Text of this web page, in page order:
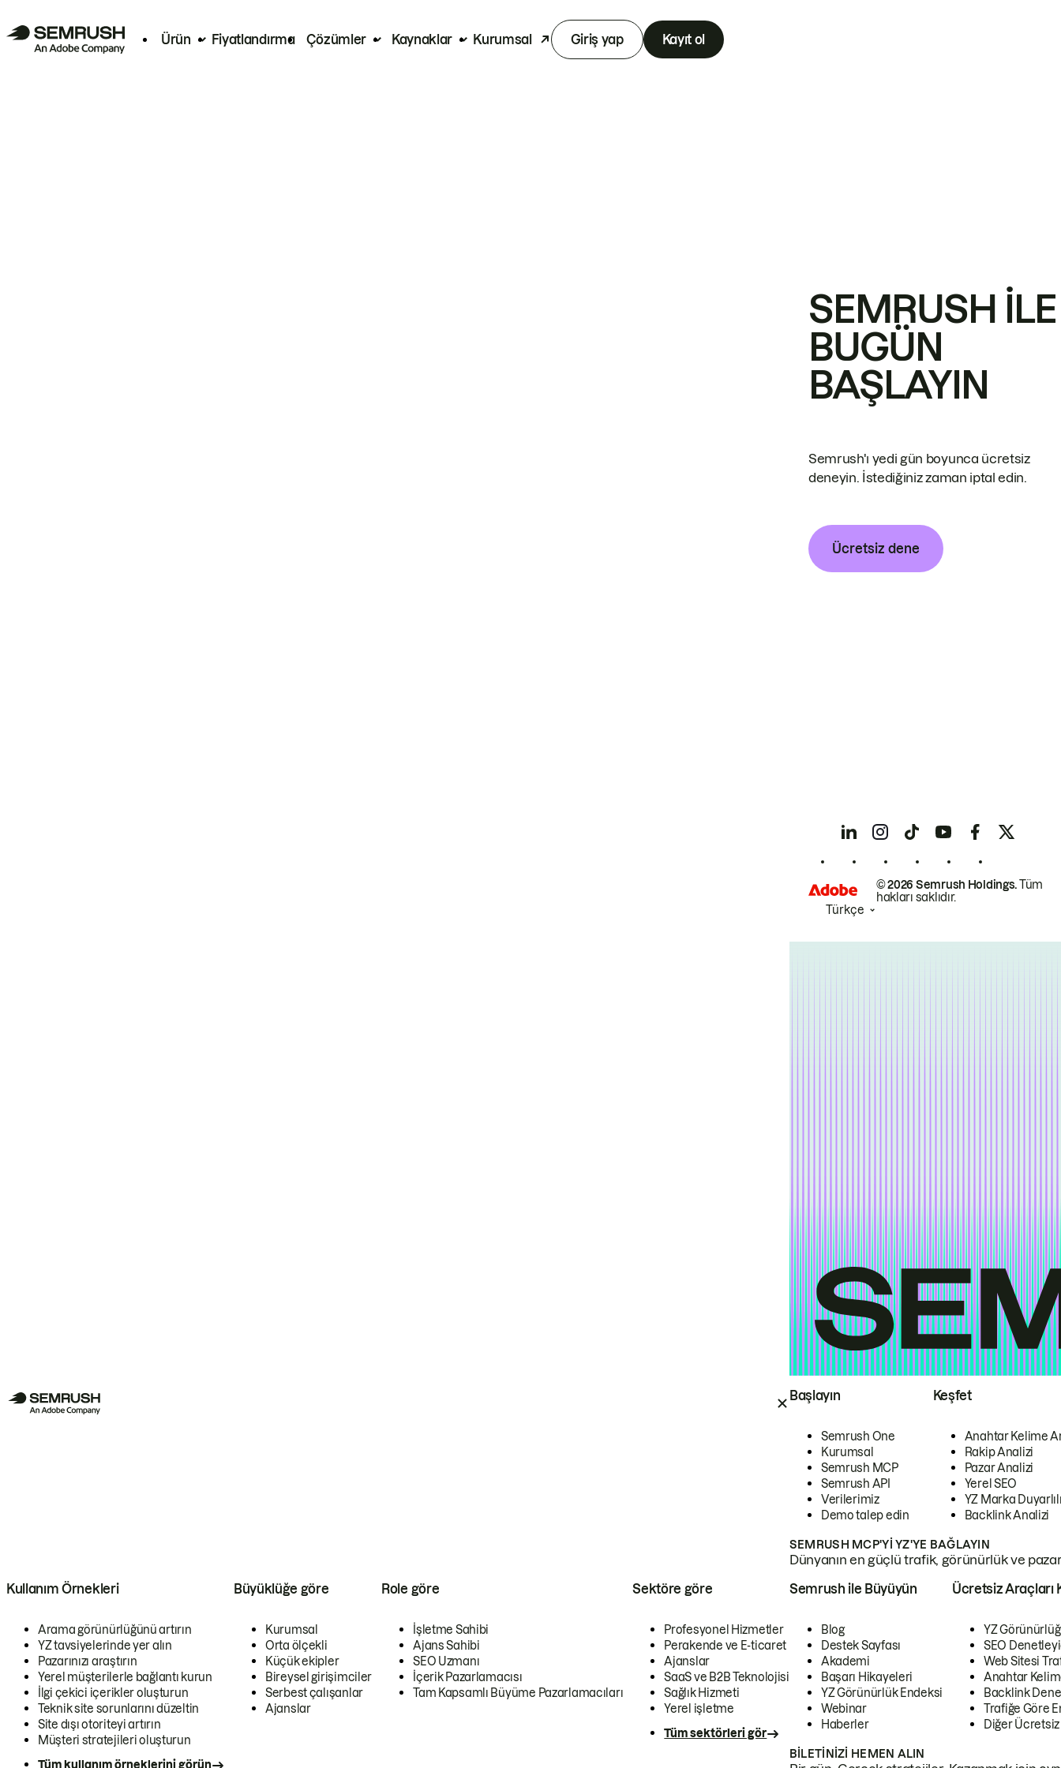
Ürün Fiyatlandırma Çözümler Kaynaklar Kurumsal Giriş yap Kayıt ol
Başlayın
Semrush One
Kurumsal
Semrush MCP
Semrush API
Verilerimiz
Demo talep edin
Keşfet
Anahtar Kelime
Rakip Analizi
Pazar Analizi
Yerel SEO
YZ Marka
Backlink Analizi
SEMRUSH MCP'YI YZ'YE BAĞLAYIN
Dünyanın en güçlü trafik, görünürlük ve
Kullanım Örnekleri
Arama görünürlüğünü artırın
YZ tavsiyelerinde yer alın
Pazarınızı araştırın
Yerel müşterilerle bağlantı kurun
İlgi çekici içerikler oluşturun
Teknik site sorunlarını düzeltin
Site dışı otoriteyi artırın
Müşteri stratejileri oluşturun
Tüm kullanım örneklerini görün
Büyüklüğe göre
Kurumsal
Orta ölçekli
Küçük ekipler
Bireysel girişimciler
Serbest çalışanlar
Ajanslar
Role göre
İşletme Sahibi
Ajans Sahibi
SEO Uzmanı
İçerik Pazarlamacısı
Tam Kapsamlı Büyüme Pazarlamacıları
Sektöre göre
Profesyonel Hizmetler
Perakende ve E-ticaret
Ajanslar
SaaS ve B2B Teknolojisi
Sağlık Hizmeti
Yerel işletme
Tüm sektörleri gör
Semrush ile Büyüyün
Blog
Destek Sayfası
Akademi
Başarı Hikayeleri
YZ Görünürlük Endeksi
Webinar
Haberler
Ücretsiz Araçları
YZ
SEO
Web Sitesi
Anahtar
Backlink
Trafiğe Göre
Diğer
BILETINIZI HEMEN ALIN
SEMRUSH ILE
BUGÜN
BAŞLAYIN
Semrush'ı yedi gün boyunca ücretsiz
deneyin. İstediğiniz zaman iptal edin.
Ücretsiz dene
© 2026 Semrush Holdings.Tüm
hakları saklıdır.
Türkçe